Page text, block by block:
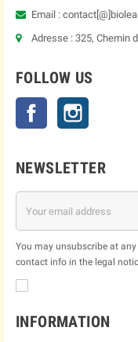
Email :
Adresse : 325, Chemin
FOLLOW US
Facebook
NEWSLETTER
You may unsubscribe at
contact info in the legal
INFORMATION